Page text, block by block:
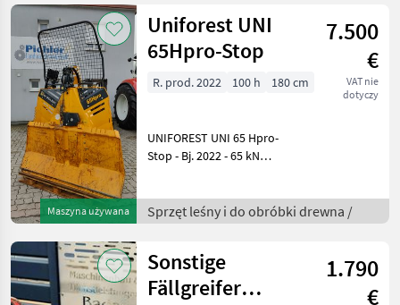
Maszyna używana
Uniforest UNI
65Hpro-Stop
7.500
€
VAT nie
dotyczy
R. prod. 2022 100 h 180 cm
UNIFOREST UNI 65 Hpro-
Stop - Bj. 2022 - 65 kN
Endabschalter - Stop -
Smart 3-1 Funktion - inkl.
Sprzęt leśny i do obróbki drewna /
Sonstige
Fällgreifer
1.790
€